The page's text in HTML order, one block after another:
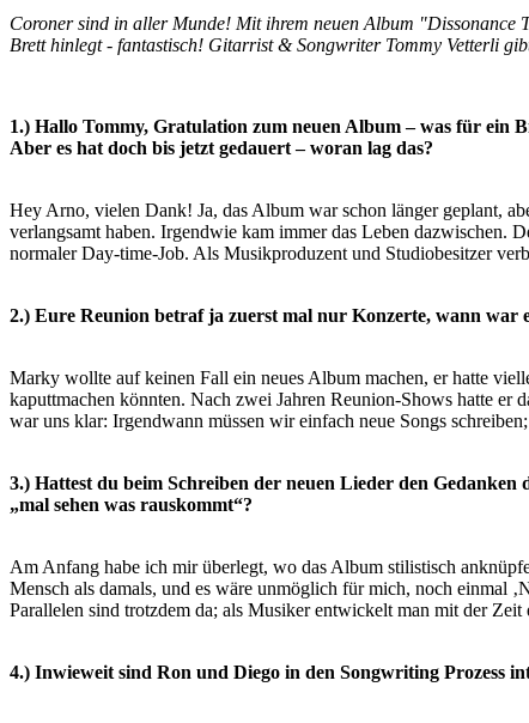
Coroner sind in aller Munde! Mit ihrem neuen Album "Dissonance
Brett hinlegt - fantastisch! Gitarrist & Songwriter Tommy Vetterli
1.) Hallo Tommy, Gratulation zum neuen Album – was für
Aber es hat doch bis jetzt gedauert – woran lag das?
Hey Arno, vielen Dank! Ja, das Album war schon länger geplant,
verlangsamt haben. Irgendwie kam immer das Leben dazwischen.
normaler Day-time-Job. Als Musikproduzent und Studiobesitzer
2.) Eure Reunion betraf ja zuerst mal nur Konzerte, wann war
Marky wollte auf keinen Fall ein neues Album machen, er hatte
kaputtmachen könnten. Nach zwei Jahren Reunion-Shows hatte er
war uns klar: Irgendwann müssen wir einfach neue Songs
3.) Hattest du beim Schreiben der neuen Lieder den
„mal sehen was rauskommt“?
Am Anfang habe ich mir überlegt, wo das Album stilistisch
Mensch als damals, und es wäre unmöglich für mich, noch einmal
Parallelen sind trotzdem da; als Musiker entwickelt man mit der Zeit
4.) Inwieweit sind Ron und Diego in den Songwriting Prozess